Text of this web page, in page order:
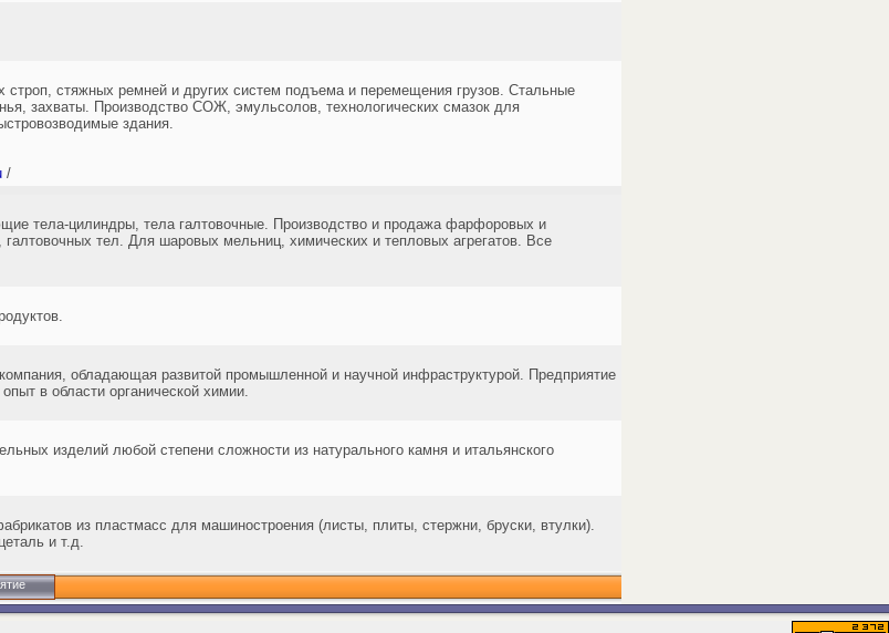
строп, стяжных ремней и других систем подъема и перемещения грузов. Стальные
захваты. Производство СОЖ, эмульсолов, технологических смазок для
здания.
/
тела-цилиндры, тела галтовочные. Производство и продажа фарфоровых и
тел. Для шаровых мельниц, химических и тепловых агрегатов. Все
обладающая развитой промышленной и научной инфраструктурой. Предприятие
в области органической химии.
изделий любой степени сложности из натурального камня и итальянского
из пластмасс для машиностроения (листы, плиты, стержни, бруски, втулки).
и т.д.